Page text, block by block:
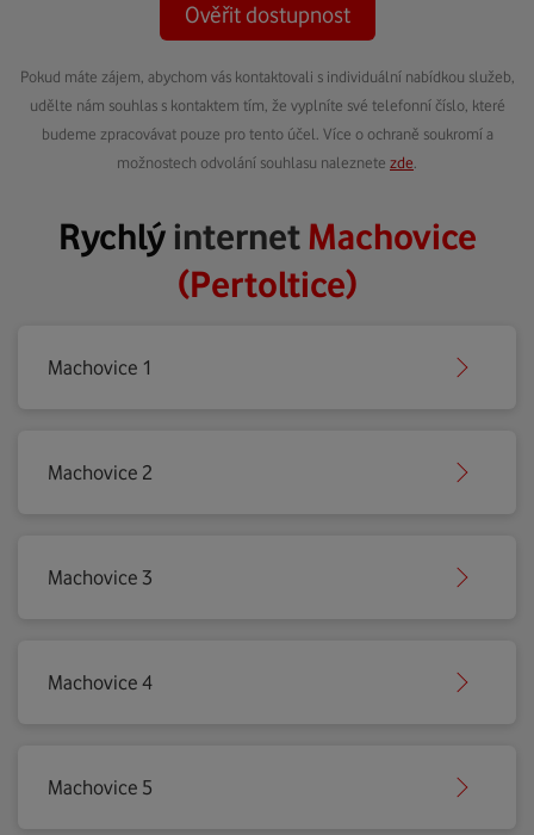
Ověřit dostupnost
Pokud máte zájem, abychom vás kontaktovali s individuální nabídkou služeb,
udělte nám souhlas s kontaktem tím, že vyplníte své telefonní číslo, které
budeme zpracovávat pouze pro tento účel. Více o ochraně soukromí a
možnostech odvolání souhlasu naleznete zde
Rychlýinternet Machovice
(Pertoltice)
Machovice 1
Machovice 2
Machovice 3
Machovice 4
Machovice 5